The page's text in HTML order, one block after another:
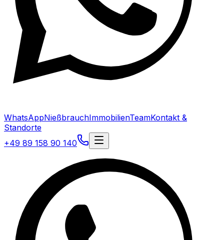
WhatsAppNießbrauchImmobilienTeamKontakt &
Standorte
+49 89 158 90 140